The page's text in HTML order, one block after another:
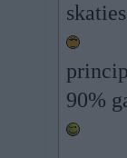
90%